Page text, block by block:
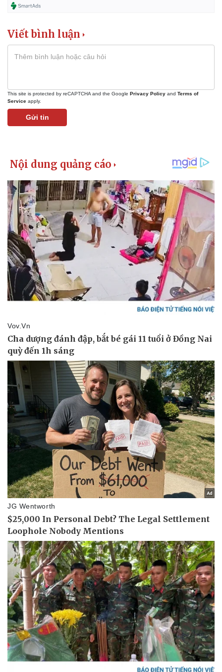
Pháp luật
Vụ án
Tin nóng
Tư vấn luật
Quân sự - Quốc phòng
Vũ khí
Việt Nam
Phân tích
Viết bình luận
This site is protected by reCAPTCHA and the Google Privacy Policy and Terms of
Service apply.
Gửi tin